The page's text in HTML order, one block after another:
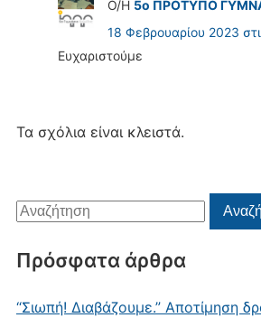
Αναζήτηση
για:
Πρόσφατα άρθρα
“Σιωπή! Διαβάζουμε.” Αποτίμηση
Ο/Η 5ο ΠΡΟΤΥΠΟ
18 Φεβρουαρίου 2023
Ευχαριστούμε
Τα σχόλια είναι κλειστά.